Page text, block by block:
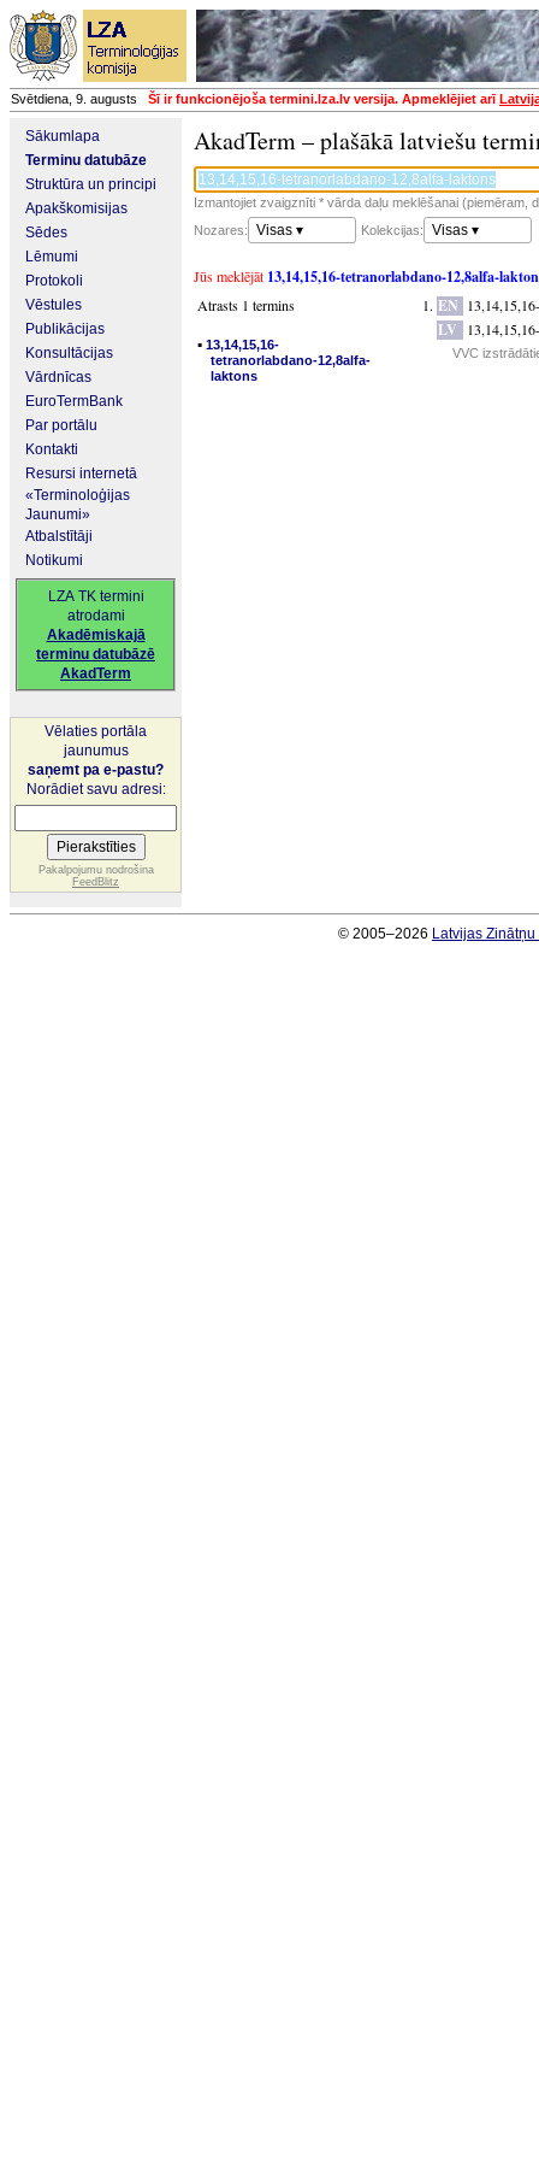
Svētdiena, 9. augusts Šī ir funkcionējoša termini.lza.lv versija. Apmeklējiet arī
Sākumlapa
Terminu datubāze
Struktūra un principi
Apakškomisijas
Sēdes
Lēmumi
Protokoli
Vēstules
Publikācijas
Konsultācijas
Vārdnīcas
EuroTermBank
Par portālu
Kontakti
Resursi internetā
«Terminoloģijas
Jaunumi»
Atbalstītāji
Notikumi
LZA TK termini
atrodami
Akadēmiskajā
terminu datubāzē
AkadTerm
Vēlaties portāla
jaunumus
saņemt pa e-pastu?
Norādiet savu adresi:
Pakalpojumu nodrošina
FeedBlitz
AkadTerm – plašākā latviešu
Izmantojiet zvaigznīti * vārda daļu meklēšanai (piemēram,
Nozares:
Visas ▾ Kolekcijas: Visas ▾
Jūs meklējāt 13,14,15,16-tetranorlabdano-12,8alfa-
Atrasts 1 termins
▪ 13,14,15,16-
tetranorlabdano-12,8alfa-
laktons
EN
LV
VVC
© 2005–2026 Latvijas